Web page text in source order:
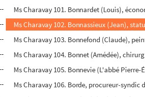
Ms Charavay 101. Bonnardet (Louis),
Ms Charavay 102. Bonnassieux (Jean),
Ms Charavay 103. Bonnefond (Claude),
Ms Charavay 104. Bonnet (Amédée),
Ms Charavay 105. Bonnevie (L'abbé
Ms Charavay 106. Borde, procureur-